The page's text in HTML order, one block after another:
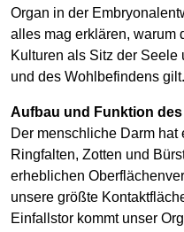
Organ in der
alles mag erklären, warum
Kulturen als Sitz der
und des Wohlbefindens gilt.
Aufbau und Funktion
Der menschliche Darm hat
Ringfalten, Zotten und
erheblichen
unsere größte
Einfallstor kommt unser